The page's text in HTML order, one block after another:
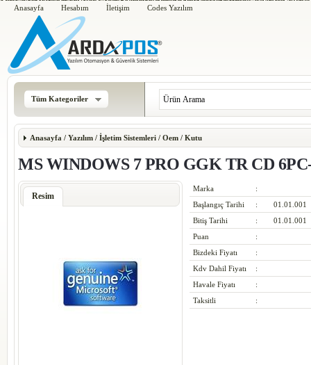
Anasayfa Hesabım İletişim Codes Yazılım
Tüm Kategoriler
Anasayfa / Yazılım / İşletim Sistemleri / Oem / Kutu
MS WINDOWS 7 PRO GGK TR CD
Resim
Marka
:
Başlangıç Tarihi
:
01.01.001
Bitiş Tarihi
:
01.01.001
Puan
:
Bizdeki Fiyatı
:
Kdv Dahil Fiyatı
:
Havale Fiyatı
:
Taksitli
: